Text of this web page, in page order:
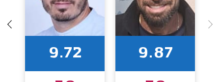
9.87
9.72